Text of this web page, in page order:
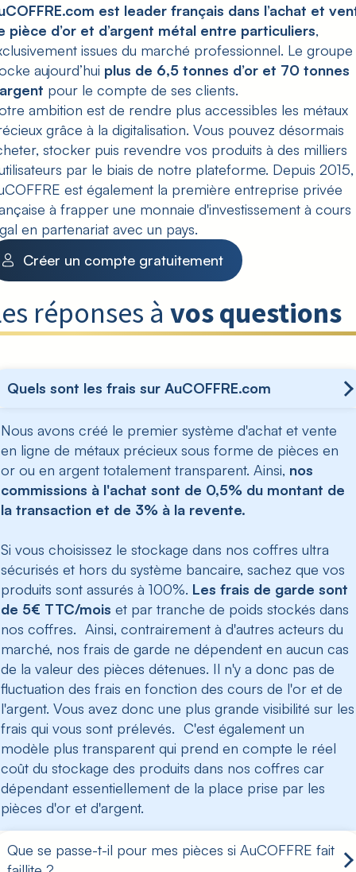
est leader français dans l’achat et
pièce d’or et d’argent métal entre particuliers,
issues du marché professionnel. Le groupe
aujourd’hui plus de 6,5 tonnes d’or et 70 tonnes
pour le compte de ses clients.
ambition est de rendre plus accessibles les métaux
grâce à la digitalisation. Vous pouvez désormais
stocker puis revendre vos produits à des milliers
par le biais de notre plateforme. Depuis 2015,
est également la première entreprise privée
à frapper une monnaie d'investissement à cours
en partenariat avec un pays.
Créer un compte gratuitement
réponses à vos questions
Quels sont les frais sur AuCOFFRE.com
Nous avons créé le premier système d'achat et vente
en ligne de métaux précieux sous forme de pièces en
or ou en argent totalement transparent. Ainsi, nos
commissions à l'achat sont de 0,5% du montant de
la transaction et de 3% à la revente.
Si vous choisissez le stockage dans nos coffres ultra
sécurisés et hors du système bancaire, sachez que vos
produits sont assurés à 100%. Les frais de garde sont
de 5€ TTC/mois et par tranche de poids stockés dans
nos coffres. Ainsi, contrairement à d'autres acteurs du
marché, nos frais de garde ne dépendent en aucun cas
de la valeur des pièces détenues. Il n'y a donc pas de
fluctuation des frais en fonction des cours de l'or et de
l'argent. Vous avez donc une plus grande visibilité sur les
frais qui vous sont prélevés. C'est également un
modèle plus transparent qui prend en compte le réel
coût du stockage des produits dans nos coffres car
dépendant essentiellement de la place prise par les
pièces d'or et d'argent.
Que se passe-t-il pour mes pièces si AuCOFFRE fait